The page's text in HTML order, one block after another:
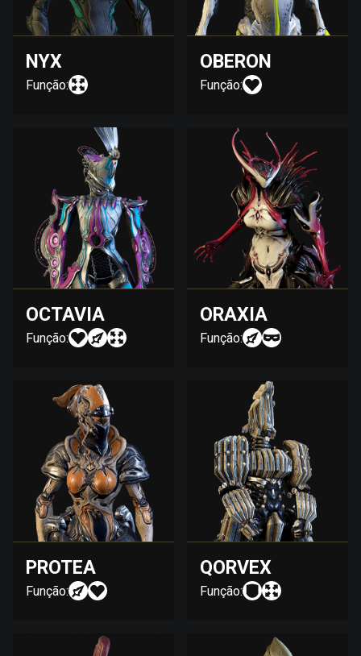
NYX
Função:
OBERON
Função:
OCTAVIA
Função:
ORAXIA
Função:
PROTEA
Função:
QORVEX
Função: